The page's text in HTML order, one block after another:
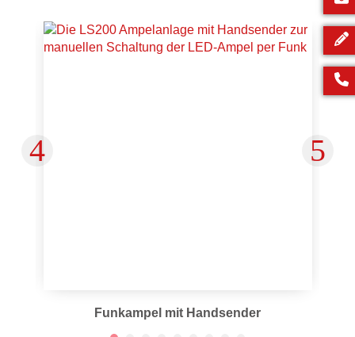
Funkampel mit Handsender